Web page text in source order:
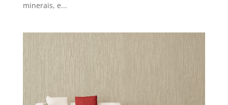
minerais, e...